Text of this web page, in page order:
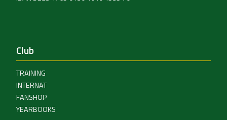
Club
TRAINING
INTERNAT
FANSHOP
YEARBOOKS